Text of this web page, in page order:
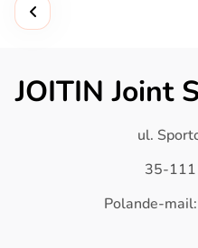
JOITIN Joint
ul.
35-111
Polande-